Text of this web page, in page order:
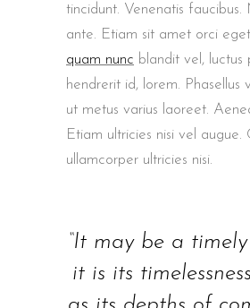
tincidunt. Venenatis faucibus.
ante. Etiam sit amet orci
quam nunc blandit vel, luctus
hendrerit id, lorem. Phasellus
ut metus varius laoreet.
Etiam ultricies nisi vel augue.
ullamcorper ultricies nisi.
“It may be a
it is its